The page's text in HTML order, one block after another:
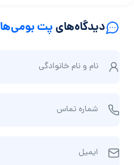
دیدگاه‌های پت بومی‌ها
ا
و
م‌
نام و نام‌ خانوادگی
م
ر
شماره تماس
ی
ایمیل